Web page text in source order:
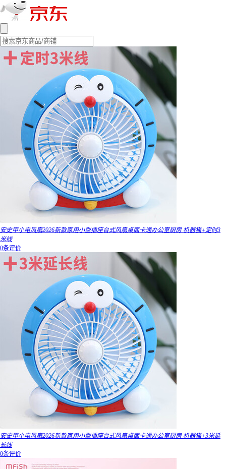
安史甲小电风扇2026新款家用小型插座台式风扇桌面卡通办公室厨房 机器猫+定时3
米线
0条评价
安史甲小电风扇2026新款家用小型插座台式风扇桌面卡通办公室厨房 机器猫+3米延
长线
0条评价